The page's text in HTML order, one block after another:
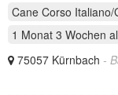
Cane Corso
1 Monat 3 Wochen
75057 Kürnbach -